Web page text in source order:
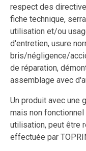
respect des
fiche technique,
utilisation et/ou
d'entretien, usure
bris/négligence/
de réparation,
assemblage avec
Un produit avec une
mais non
utilisation, peut être
effectuée par